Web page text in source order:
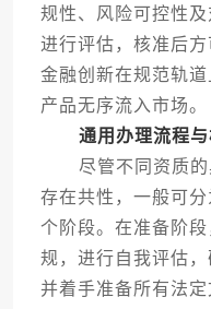
规性、风险可控性
进行评估，核准后
金融创新在规范轨
产品无序流入市场。
通用办理流程
尽管不同资质的
存在共性，一般可
个阶段。在准备阶
规，进行自我评估，
并着手准备所有法